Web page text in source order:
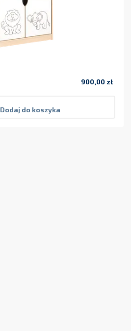
900,00 zł
Dodaj do koszyka